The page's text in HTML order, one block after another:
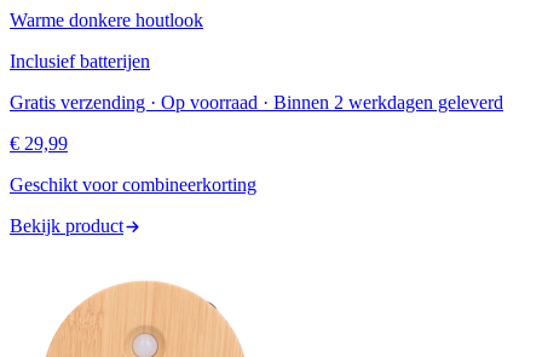
Warme donkere houtlook
Inclusief batterijen
Gratis verzending · Op voorraad · Binnen 2 werkdagen geleverd
€ 29,99
Geschikt voor combineerkorting
Bekijk product